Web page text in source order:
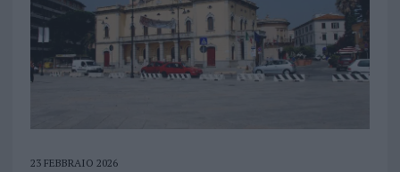
23 FEBBRAIO 2026